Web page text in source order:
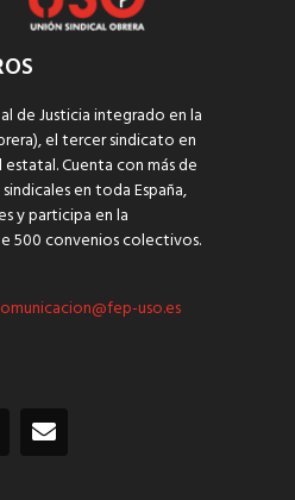
de Justicia integrado en la
el tercer sindicato en
Cuenta con más de
en toda España,
y participa en la
500 convenios colectivos.
uso.es